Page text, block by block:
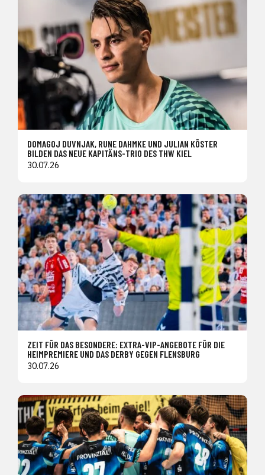
DOMAGOJ DUVNJAK, RUNE DAHMKE UND JULIAN KÖSTER
BILDEN DAS NEUE KAPITÄNS-TRIO DES THW KIEL
30.07.26
ZEIT FÜR DAS BESONDERE: EXTRA-VIP-ANGEBOTE FÜR DIE
HEIMPREMIERE UND DAS DERBY GEGEN FLENSBURG
30.07.26